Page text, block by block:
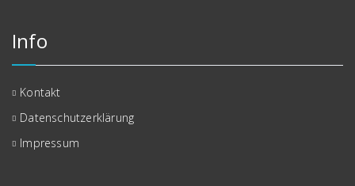
Info
Kontakt
Datenschutzerklärung
Impressum